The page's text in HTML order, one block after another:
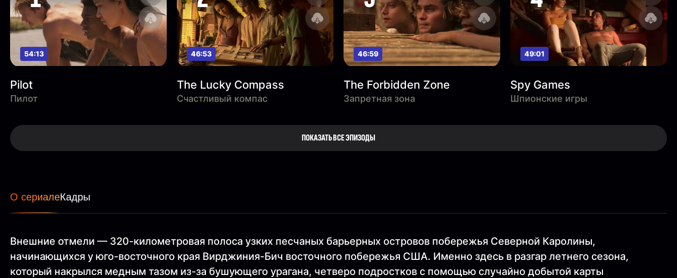
54:13
Pilot
Пилот
46:53
The Lucky Compass
Счастливый компас
46:59
The Forbidden Zone
Запретная зона
49:01
Spy Games
Шпионские игры
ПОКАЗАТЬ ВСЕ ЭПИЗОДЫ
О сериалеКадры
Внешние отмели — 320-километровая полоса узких песчаных барьерных островов побережья Северной Каролины,
начинающихся у юго-восточного края Вирджиния-Бич восточного побережья США. Именно здесь в разгар летнего сезона,
который накрылся медным тазом из-за бушующего урагана, четверо подростков с помощью случайно добытой карты